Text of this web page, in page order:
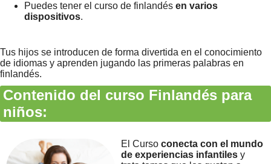
Puedes tener el curso de finlandés en varios
dispositivos.
Tus hijos se introducen de forma divertida en el conocimiento
de idiomas y aprenden jugando las primeras palabras en
finlandés.
Contenido del curso Finlandés para
niños:
El Curso conecta con el mundo
de experiencias infantiles y